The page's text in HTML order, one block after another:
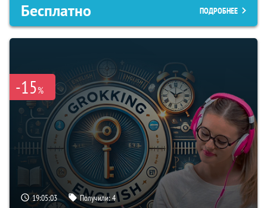
Бесплатно ПОДРОБНЕЕ
-15%
19:05:02 Получили:4